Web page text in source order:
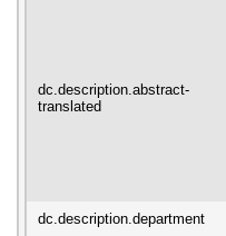
dc.description.abstract-
translated
dc.description.department